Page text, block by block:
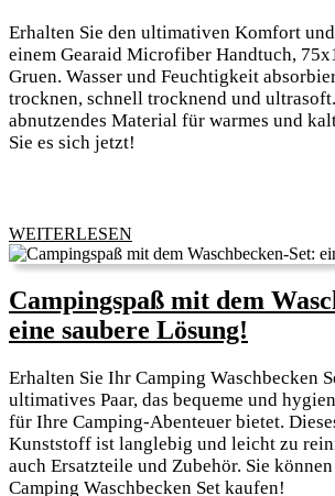
Erhalten Sie den ultimativen Komfort
einem Gearaid Microfiber Handtuch,
Gruen. Wasser und Feuchtigkeit
trocknen, schnell trocknend und
abnutzendes Material für warmes und
Sie es sich jetzt!
WEITERLESEN
Campingspaß mit dem
eine saubere Lösung!
dem
Set:
eine
Erhalten Sie Ihr Camping Waschbecken
ultimatives Paar, das bequeme und
für Ihre Camping-Abenteuer bietet.
Kunststoff ist langlebig und leicht zu
auch Ersatzteile und Zubehör. Sie
Camping Waschbecken Set kaufen!